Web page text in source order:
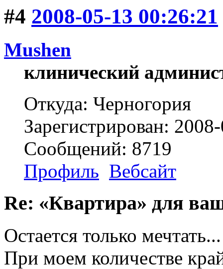
#4 2008-05-13 00:26:21
Mushen
клинический
Откуда: Черногория
Зарегистрирован:
Сообщений: 8719
Профиль Вебсайт
Re: «Квартира» для
Остается только мечтать...
При моем количестве